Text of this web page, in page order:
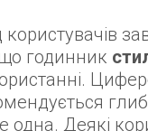
годинник
Деякі